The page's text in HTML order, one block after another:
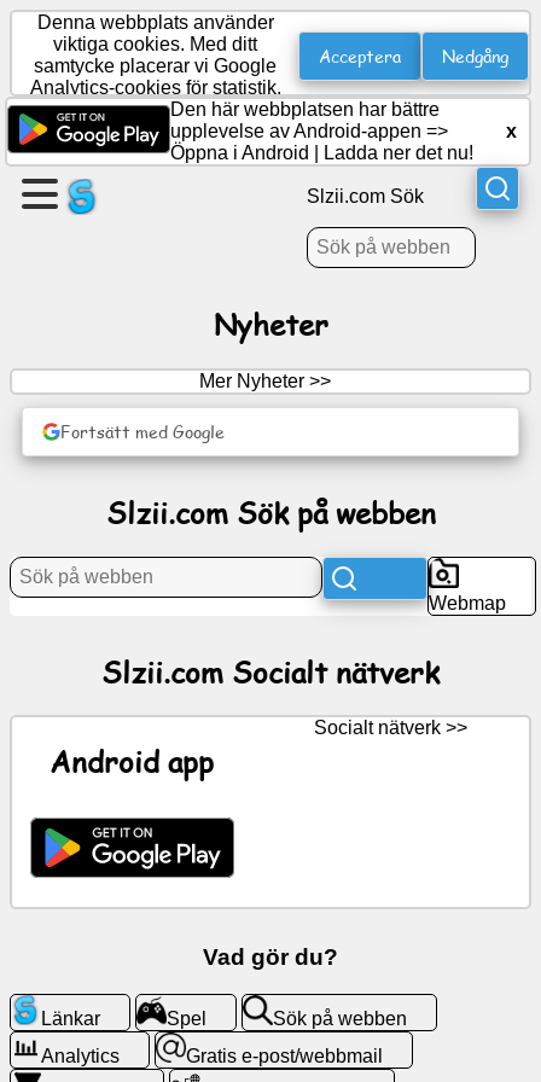
Skapa
en
sida
Skapa
Dagordning
Nyheter
ChatGPT
Kontakter
Sök
på
webben
Denna webbplats använder
viktiga cookies. Med ditt
samtycke placerar vi Google
Analytics-cookies för statistik.
Acceptera Nedgång
Den här webbplatsen har bättre
upplevelse av Android-appen =>
Öppna i Android
Ladda ner det nu!
x
Slzii.com Sök
Nyheter
Mer Nyheter >>
Fortsätt med Google
Slzii.com Sök på webben
Webmap
Slzii.com Socialt nätverk
Android app
Socialt nätverk >>
Vad gör du?
Länkar Spel
Sök på webben
Analytics
Gratis e-post/webbmail